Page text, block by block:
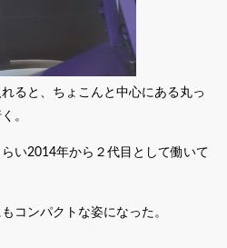
ると、ちょこんと中心にある丸っ
。
い2014年から２代目として働いて
コンパクトな姿になった。